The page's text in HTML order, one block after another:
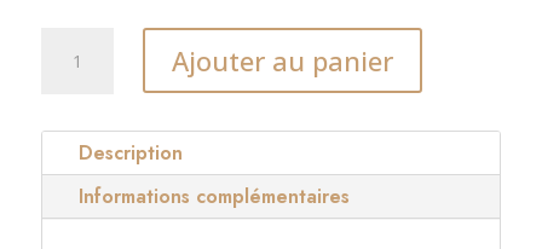
Étoile
Ajouter au panier
Description
Informations complémentaires